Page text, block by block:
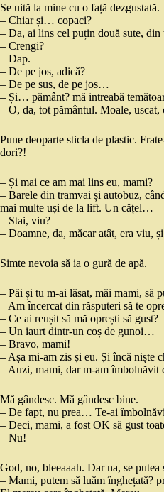
Se uită la mine cu o față dezgustată.
– Chiar și… copaci?
– Da, ai lins cel puțin două sute, din
– Crengi?
– Dap.
– De pe jos, adică?
– De pe sus, de pe jos…
– Și… pământ? mă intreabă
– O, da, tot pământul. Moale,
Pune deoparte sticla de plastic.
dori?!
– Și mai ce am mai lins eu, mami?
– Barele din tramvai și autobuz,
mai multe uși de la lift. Un cățel…
– Stai, viu?
– Doamne, da, măcar atât, era viu,
Simte nevoia să ia o gură de apă.
– Păi și tu m-ai lăsat, măi mami, să
– Am încercat din răsputeri să te
– Ce ai reușit să mă oprești să gust?
– Un iaurt dintr-un coș de gunoi…
– Bravo, mami!
– Așa mi-am zis și eu. Și încă niște
– Auzi, mami, dar m-am îmbolnăvit
Mă gândesc. Mă gândesc bine.
– De fapt, nu prea… Te-ai
– Deci, mami, a fost OK să gust
– Nu!
God, no, bleeaaah. Dar na, se
– Mami, putem să luăm înghețată?